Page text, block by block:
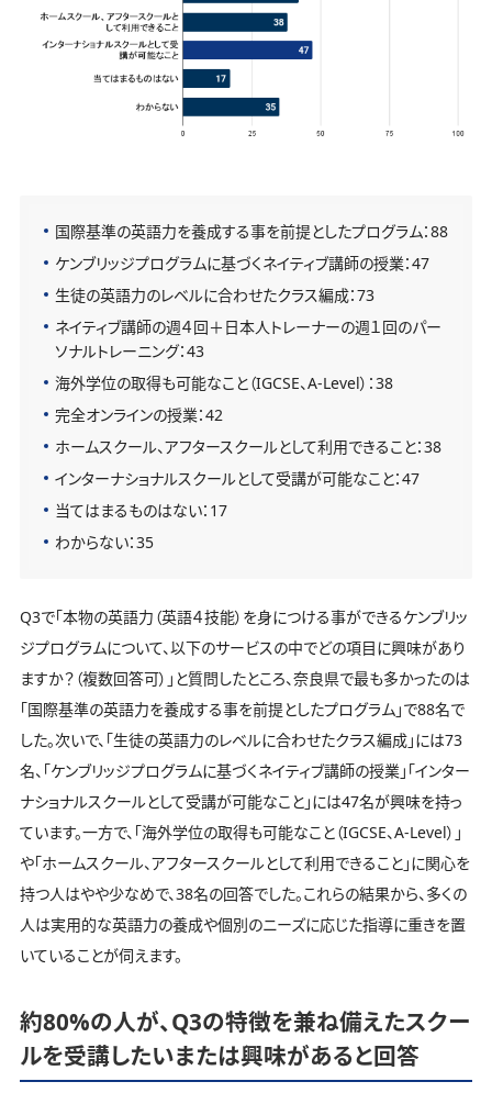
国際基準の英語力を養成する事を前提としたプログラム：88
ケンブリッジプログラムに基づくネイティブ講師の授業：47
生徒の英語力のレベルに合わせたクラス編成：73
ネイティブ講師の週４回＋日本人トレーナーの週１回のパー
ソナルトレーニング：43
海外学位の取得も可能なこと（IGCSE、A-Level）：38
完全オンラインの授業：42
ホームスクール、アフタースクールとして利用できること：38
インターナショナルスクールとして受講が可能なこと：47
当てはまるものはない：17
わからない：35
Q3で「本物の英語力（英語４技能）を身につける事ができるケンブリッ
ジプログラムについて、以下のサービスの中でどの項目に興味があり
ますか？（複数回答可）」と質問したところ、奈良県で最も多かったのは
「国際基準の英語力を養成する事を前提としたプログラム」で88名で
した。次いで、「生徒の英語力のレベルに合わせたクラス編成」には73
名、「ケンブリッジプログラムに基づくネイティブ講師の授業」「インター
ナショナルスクールとして受講が可能なこと」には47名が興味を持っ
ています。一方で、「海外学位の取得も可能なこと（IGCSE、A-Level）」
や「ホームスクール、アフタースクールとして利用できること」に関心を
持つ人はやや少なめで、38名の回答でした。これらの結果から、多くの
人は実用的な英語力の養成や個別のニーズに応じた指導に重きを置
いていることが伺えます。
約80%の人が、Q3の特徴を兼ね備えたスクー
ルを受講したいまたは興味があると回答